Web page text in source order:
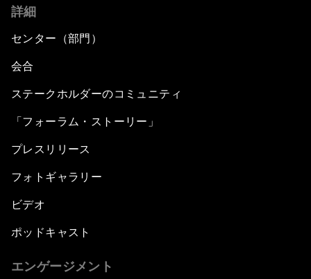
詳細
センター（部門）
会合
ステークホルダーのコミュニティ
「フォーラム・ストーリー」
プレスリリース
フォトギャラリー
ビデオ
ポッドキャスト
エンゲージメント